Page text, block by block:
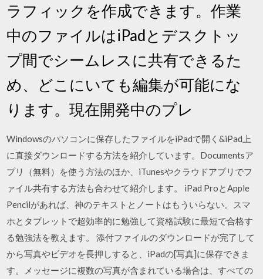
ラフィックを作成できます。作業
中のファイルはiPadとデスクトッ
プ間でシームレスに共有できるた
め、どこにいても編集が可能にな
ります。現在開発中のプレ
Windowsのパソコンに保存したファイルをiPadで開く&iPad上
に直接ダウンロードする方法を紹介しています。Documentsア
プリ（無料）を使う方法のほか、iTunesやクラウドアプリでフ
ァイル共有する方法も合わせて紹介します。 iPad ProとApple
Pencilがあれば、神のテキストとノートはもういらない。スマ
ホとタブレットで超効率的に勉強して資格試験に最短で合格す
る勉強法を教えます。 添付ファイルのダウンロードが完了して
から写真やビデオを長押しすると、iPadの[写真]に保存できま
す。メッセージに複数の写真が含まれている場合は、すべての